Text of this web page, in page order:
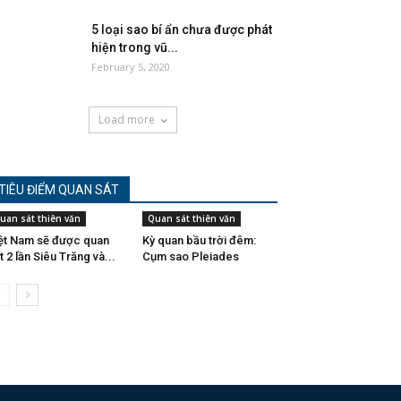
5 loại sao bí ẩn chưa được phát
hiện trong vũ...
February 5, 2020
Load more
ĐIỂM QUAN SÁT
sát thiên văn
Nam sẽ được quan
2 lần Siêu Trăng và...
Quan sát thiên văn
Kỳ quan bầu trời đêm:
Cụm sao Pleiades